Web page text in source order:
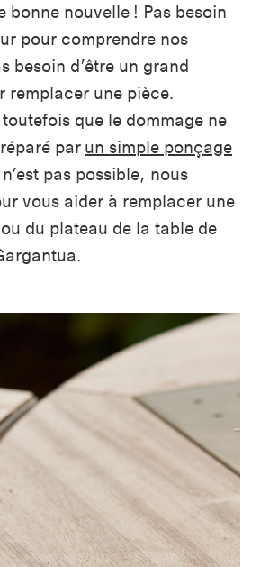
bonne nouvelle ! Pas besoin
pour comprendre nos
besoin d’être un grand
remplacer une pièce.
que le dommage ne
par un simple ponçage
pas possible, nous
vous aider à remplacer une
du plateau de la table de
.